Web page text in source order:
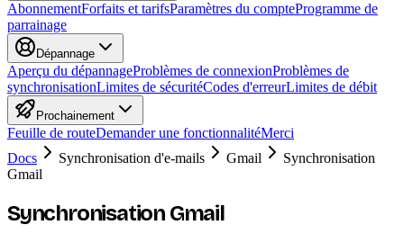
AbonnementForfaits et tarifsParamètres du compteProgramme de
parrainage
Dépannage
Aperçu du dépannageProblèmes de connexionProblèmes de
synchronisationLimites de sécuritéCodes d'erreurLimites de débit
Prochainement
Feuille de routeDemander une fonctionnalitéMerci
Docs
Synchronisation d'e-mails Gmail
Synchronisation
Gmail
Synchronisation Gmail